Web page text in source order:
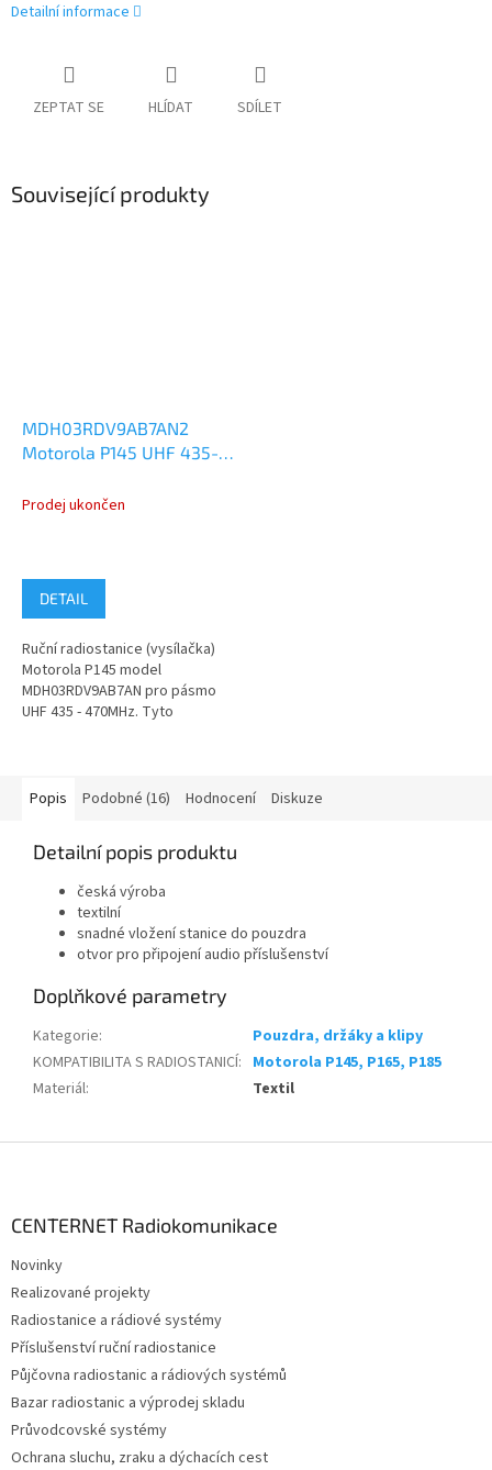
Detailní informace
ZEPTAT SE HLÍDAT SDÍLET
Související produkty
MDH03RDV9AB7AN2
Motorola P145 UHF 435-
Prodej ukončen
DETAIL
Ruční radiostanice (vysílačka)
Motorola P145 model
MDH03RDV9AB7AN pro pásmo
UHF 435 - 470MHz. Tyto
Popis Podobné (16) Hodnocení Diskuze
Detailní popis produktu
česká výroba
textilní
snadné vložení stanice do pouzdra
otvor pro připojení audio příslušenství
Doplňkové parametry
Kategorie:
Pouzdra, držáky a klipy
KOMPATIBILITA S RADIOSTANICÍ: Motorola P145, P165, P185
Materiál: Textil
CENTERNET Radiokomunikace
Novinky
Realizované projekty
Radiostanice a rádiové systémy
Příslušenství ruční radiostanice
Půjčovna radiostanic a rádiových systémů
Bazar radiostanic a výprodej skladu
Průvodcovské systémy
Ochrana sluchu, zraku a dýchacích cest